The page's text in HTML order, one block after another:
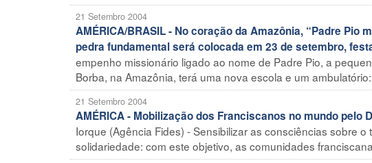
21 Setembro 2004
AMÉRICA/BRASIL - No coração da Amazônia, “Padre
pedra fundamental será colocada em 23 de setembro,
empenho missionário ligado ao nome de Padre Pio, a
Borba, na Amazônia, terá uma nova escola e um
21 Setembro 2004
AMÉRICA - Mobilização dos Franciscanos no mundo pelo
Iorque (Agência Fides) - Sensibilizar as consciências sobre
solidariedade: com este objetivo, as comunidades